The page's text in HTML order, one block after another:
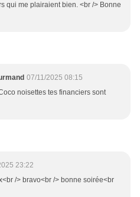
qui me plairaient bien. <br /> Bonne
07/11/2025 08:15
noisettes tes financiers sont
23:22
/> bravo<br /> bonne soirée<br